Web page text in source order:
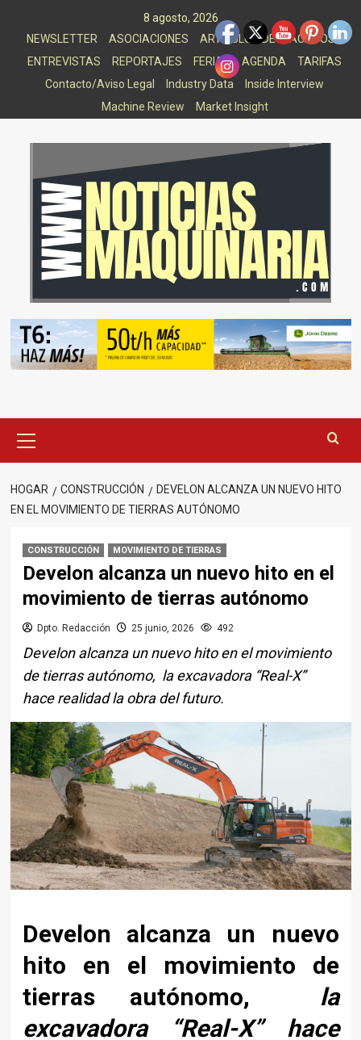
8 agosto, 2026
NEWSLETTER
ASOCIACIONES
ARTICULOS DESTACADOS
ENTREVISTAS
REPORTAJES FERIAS AGENDA
TARIFAS
Contacto/Aviso Legal
Industry Data
Inside Interview
Machine Review
Market Insight
principal
HOGAR CONSTRUCCIÓN
DEVELON ALCANZA UN NUEVO HITO
EN EL MOVIMIENTO DE TIERRAS AUTÓNOMO
CONSTRUCCIÓN MOVIMIENTO DE TIERRAS
Develon alcanza un nuevo hito en el
movimiento de tierras autónomo
Dpto. Redacción 25 junio, 2026 492
Develon alcanza un nuevo hito en el movimiento
de tierras autónomo, la excavadora “Real-X”
hace realidad la obra del futuro.
Develon alcanza un nuevo
hito en el movimiento de
tierras autónomo,
la
excavadora “Real-X” hace